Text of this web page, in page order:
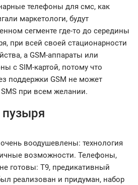
телефоны для смс, как
маркетологи, будут
сегменте где-то до середины
при всей своей стационарности
а GSM-аппараты или
с SIM-картой, потому что
поддержки GSM не может
при всем желании.
воодушевлены: технология
возможности. Телефоны,
готовы: Т9, предикативный
реализован и придуман, набор